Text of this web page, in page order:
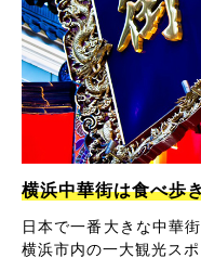
横浜中華街は食べ歩
日本で一番大きな中華
横浜市内の一大観光スポ